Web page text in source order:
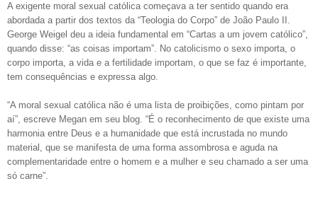
A exigente moral sexual católica começava a ter sentido quando era
abordada a partir dos textos da “Teologia do Corpo” de João Paulo II.
George Weigel deu a ideia fundamental em “Cartas a um jovem católico”,
quando disse: “as coisas importam”. No catolicismo o sexo importa, o
corpo importa, a vida e a fertilidade importam, o que se faz é importante,
tem consequências e expressa algo.
“A moral sexual católica não é uma lista de proibições, como pintam por
aí”, escreve Megan em seu blog. “É o reconhecimento de que existe uma
harmonia entre Deus e a humanidade que está incrustada no mundo
material, que se manifesta de uma forma assombrosa e aguda na
complementaridade entre o homem e a mulher e seu chamado a ser uma
só carne”.